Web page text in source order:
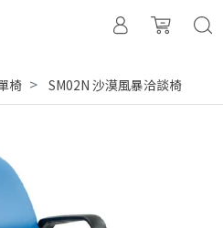
椅 SM02N 沙漠風暴洽談椅